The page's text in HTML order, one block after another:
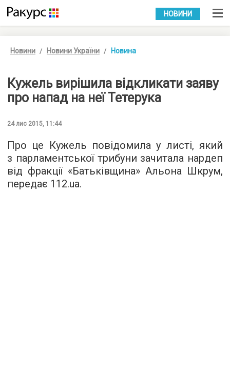
УКР РУС
НОВИНИ
Новини Новини України Новина
Кужель вирішила відкликати заяву
про напад на неї Тетерука
24 лис 2015, 11:44
Про це Кужель повідомила у листі, який
з парламентської трибуни зачитала нардеп
від фракції «Батьківщина» Альона Шкрум,
передає 112.ua.